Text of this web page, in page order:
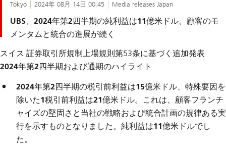
Tokyo 2024年 08月 14日 00:45 Media releases Japan
UBS、2024年第2四半期の純利益は11億米ドル、顧客のモ
メンタムと統合の進展が続く
スイス 証券取引所規制上場規則第53条に基づく追加発表
2024年第2四半期および通期のハイライト
2024年第2四半期の税引前利益は15億米ドル、特殊要因を
除いた1税引前利益は21億米ドル。
これは、顧客フランチ
ャイズの堅固さと当社の戦略および統合計画の規律ある実
行を示すものとなりました。 純利益は11億米ドルでし
た。